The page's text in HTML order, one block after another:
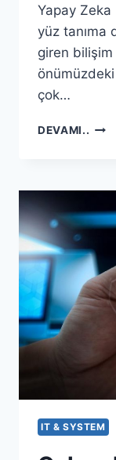
Yapay Zeka
yüz tanıma
giren
çok…
DEVAMI..
YILI
IÇIN
IYI
10
IT & SYSTEM